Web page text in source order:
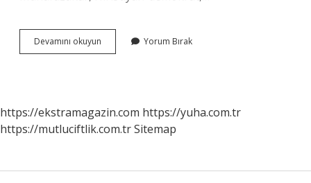
Devamını okuyun
Anlamı
Yorum Bırak
https://ekstramagazin.com https://yuha.com.tr
https://mutluciftlik.com.trSitemap